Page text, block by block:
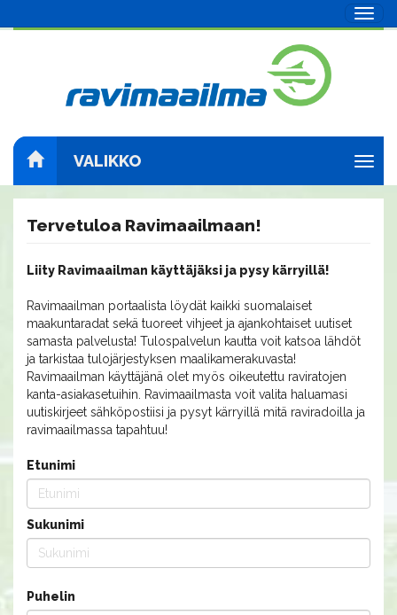
VALIKKO
Tervetuloa Ravimaailmaan!
Liity Ravimaailman käyttäjäksi ja pysy kärryillä!
Ravimaailman portaalista löydät kaikki suomalaiset
maakuntaradat sekä tuoreet vihjeet ja ajankohtaiset uutiset
samasta palvelusta! Tulospalvelun kautta voit katsoa lähdöt
ja tarkistaa tulojärjestyksen maalikamerakuvasta!
Ravimaailman käyttäjänä olet myös oikeutettu raviratojen
kanta-asiakasetuihin. Ravimaailmasta voit valita haluamasi
uutiskirjeet sähköpostiisi ja pysyt kärryillä mitä raviradoilla ja
ravimaailmassa tapahtuu!
Etunimi
Sukunimi
Puhelin